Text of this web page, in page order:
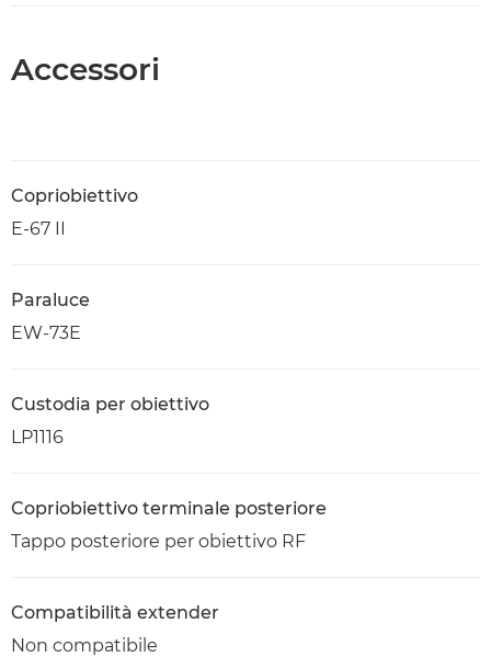
Accessori
Copriobiettivo
E-67 II
Paraluce
EW-73E
Custodia per obiettivo
LP1116
Copriobiettivo terminale posteriore
Tappo posteriore per obiettivo RF
Compatibilità extender
Non compatibile